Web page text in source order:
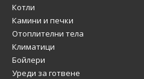
Котли
Камини и печки
Отоплителни тела
Климатици
Бойлери
Уреди за готвене